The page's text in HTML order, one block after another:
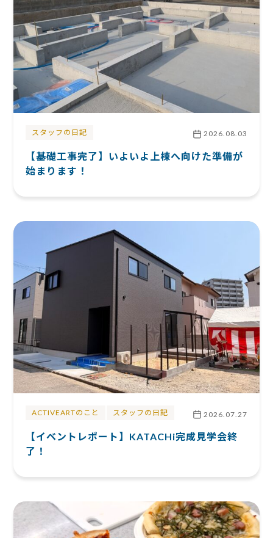
スタッフの日記 2026.08.03
【基礎工事完了】いよいよ上棟へ向けた準備が
始まります！
ACTIVEARTのこと スタッフの日記 2026.07.27
【イベントレポート】KATACHi完成見学会終
了！